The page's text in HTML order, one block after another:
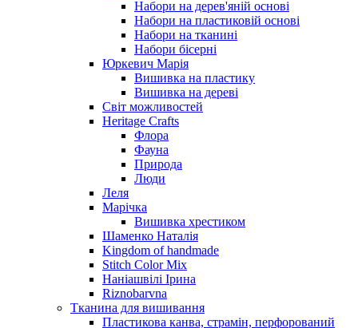
Набори на дерев'яній основі
Набори на пластиковій основі
Набори на тканині
Набори бісерні
Юркевич Марія
Вишивка на пластику
Вишивка на дереві
Світ можливостей
Heritage Crafts
Флора
Фауна
Природа
Люди
Леля
Марічка
Вишивка хрестиком
Шаменко Наталія
Kingdom of handmade
Stitch Color Mix
Наніашвілі Ірина
Riznobarvna
Тканина для вишивання
Пластикова канва, страмін, перфорований